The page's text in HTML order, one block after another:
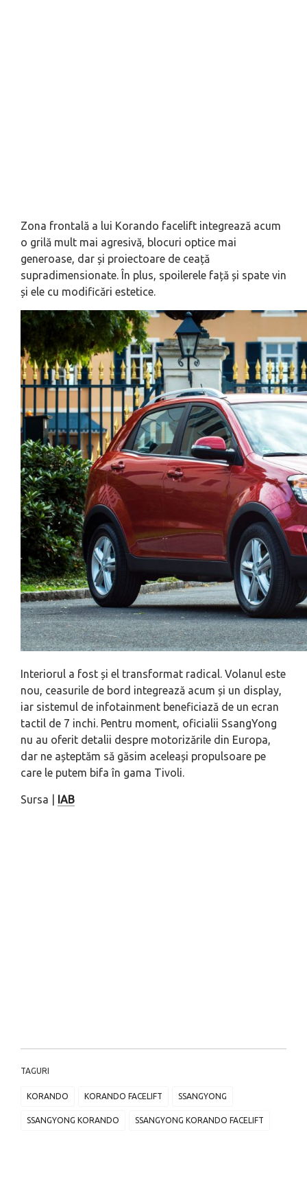
Zona frontală a lui Korando facelift integrează acum
o grilă mult mai agresivă, blocuri optice mai
generoase, dar și proiectoare de ceață
supradimensionate. În plus, spoilerele față și spate vin
și ele cu modificări estetice.
Interiorul a fost și el transformat radical. Volanul este
nou, ceasurile de bord integrează acum și un display,
iar sistemul de infotainment beneficiază de un ecran
tactil de 7 inchi. Pentru moment, oficialii SsangYong
nu au oferit detalii despre motorizările din Europa,
dar ne așteptăm să găsim aceleași propulsoare pe
care le putem bifa în gama Tivoli.
Sursa | IAB
TAGURI
KORANDO KORANDO FACELIFT SSANGYONG
SSANGYONG KORANDO SSANGYONG KORANDO FACELIFT